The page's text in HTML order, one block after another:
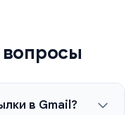
в Gmail?